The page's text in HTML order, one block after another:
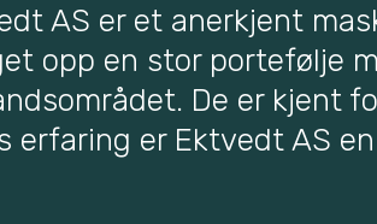
AS er et anerkjent
opp en stor portefølje
De er kjent
erfaring er Ektvedt AS